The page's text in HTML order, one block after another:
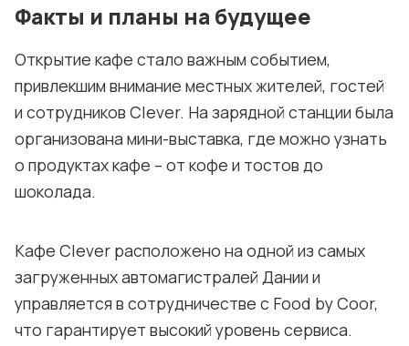
Факты и планы на будущее
Открытие кафе стало важным событием,
привлекшим внимание местных жителей, гостей
и сотрудников Clever. На зарядной станции была
организована мини-выставка, где можно узнать
о продуктах кафе – от кофе и тостов до
шоколада.
Кафе Clever расположено на одной из самых
загруженных автомагистралей Дании и
управляется в сотрудничестве с Food by Coor,
что гарантирует высокий уровень сервиса.